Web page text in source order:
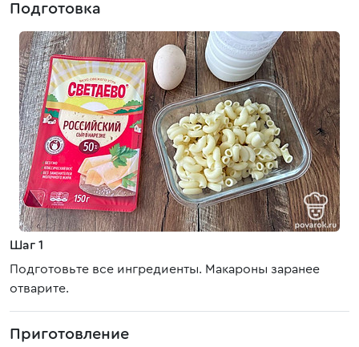
Подготовка
Шаг 1
Подготовьте все ингредиенты. Макароны заранее
отварите.
Приготовление